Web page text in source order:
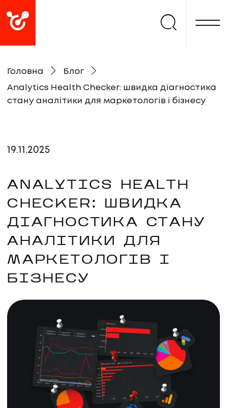
Головна Блог
Analytics Health Checker: швидка діагностика
стану аналітики для маркетологів і бізнесу
19.11 .2025
ANALYTICS HEALTH
CHECKER: ШВИДКА
ДІАГНОСТИКА СТАНУ
АНАЛІТИКИ ДЛЯ
МАРКЕТОЛОГІВ І
БІЗНЕСУ